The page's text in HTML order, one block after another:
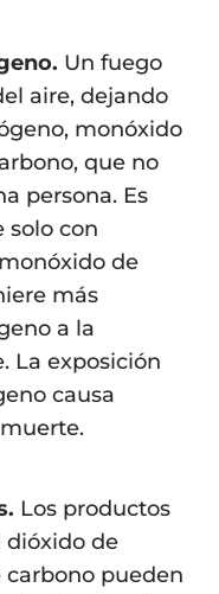
Un fuego
aire, dejando
monóxido
que no
persona. Es
solo con
de
más
a la
La exposición
causa
Los productos
dióxido de
pueden